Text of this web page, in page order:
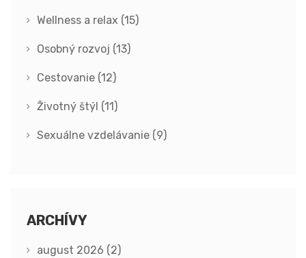
Wellness a relax (15)
Osobný rozvoj (13)
Cestovanie (12)
Životný štýl (11)
Sexuálne vzdelávanie (9)
ARCHÍVY
august 2026 (2)